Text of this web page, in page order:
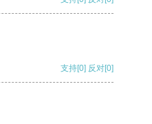
支持[0] 反对[0]